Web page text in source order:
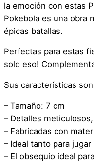
la emoción con estas
Pokebola es una obra
épicas batallas.
Perfectas para estas
solo eso!
Sus características
– Tamaño: 7 cm
– Detalles
– Fabricadas con
– Ideal tanto para
– El obsequio ideal